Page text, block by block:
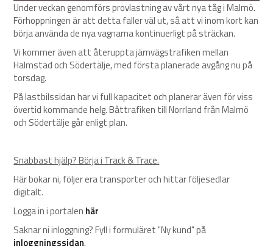
Under veckan genomförs provlastning av vårt nya tåg i Malmö.
Förhoppningen är att detta faller väl ut, så att vi inom kort kan
börja använda de nya vagnarna kontinuerligt på sträckan.
Vi kommer även att återuppta järnvägstrafiken mellan
Halmstad och Södertälje, med första planerade avgång nu på
torsdag.
På lastbilssidan har vi full kapacitet och planerar även för viss
övertid kommande helg. Båttrafiken till Norrland från Malmö
och Södertälje går enligt plan.
Snabbast hjälp? Börja i Track & Trace.
Här bokar ni, följer era transporter och hittar följesedlar
digitalt.
Logga in i portalen här
Saknar ni inloggning? Fyll i formuläret "Ny kund" på
inloggningssidan.